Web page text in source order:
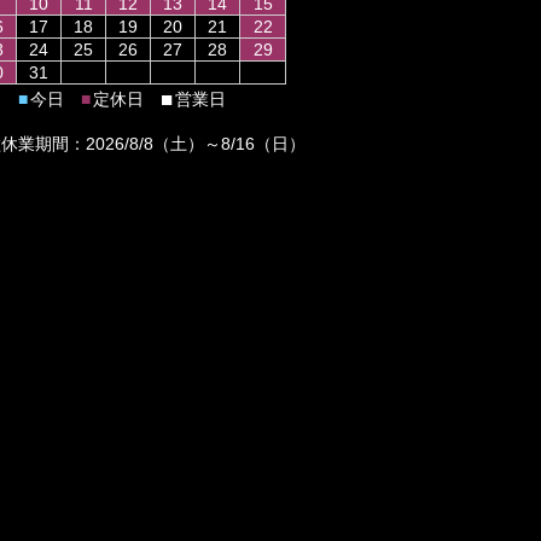
17 18 19 20 21
22
24 25 26 27 28
29
31
■今日 ■定休日 ■営業日
業期間：2026/8/8（土）～8/16（日）